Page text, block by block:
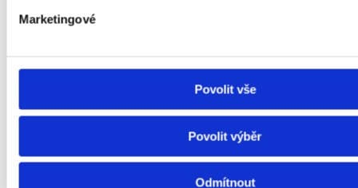
Marketingové
Povolit vše
Povolit výběr
Odmítnout
vysokým turistickým potenciálem. Ať už se jedná o
rušné centrum města, malebné hory, nebo oblíbená